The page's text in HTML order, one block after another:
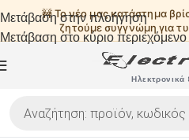
🚧 Το νέο μας κατάστημα
ζητούμε συγγνώμη για
Μετάβαση στην πλοήγηση
Μετάβαση στο κύριο περιεχόμενο
Ηλεκτρονικά